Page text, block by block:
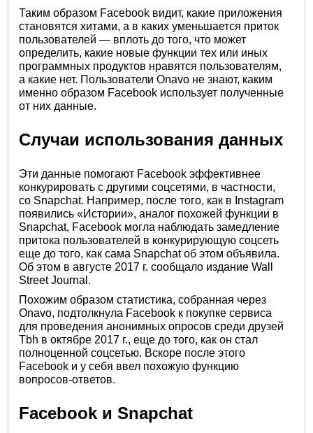
Таким образом Facebook видит, какие приложения
становятся хитами, а в каких уменьшается приток
пользователей — вплоть до того, что может
определить, какие новые функции тех или иных
программных продуктов нравятся пользователям,
а какие нет. Пользователи Onavo не знают, каким
именно образом Facebook использует полученные
от них данные.
Случаи использования данных
Эти данные помогают Facebook эффективнее
конкурировать с другими соцсетями, в частности,
со Snapchat. Например, после того, как в Instagram
появились «Истории», аналог похожей функции в
Snapchat, Facebook могла наблюдать замедление
притока пользователей в конкурирующую соцсеть
еще до того, как сама Snapchat об этом объявила.
Об этом в августе 2017 г. сообщало издание Wall
Street Journal.
Похожим образом статистика, собранная через
Onavo, подтолкнула Facebook к покупке сервиса
для проведения анонимных опросов среди друзей
Tbh в октябре 2017 г., еще до того, как он стал
полноценной соцсетью. Вскоре после этого
Facebook и у себя ввел похожую функцию
вопросов-ответов.
Facebook и Snapchat